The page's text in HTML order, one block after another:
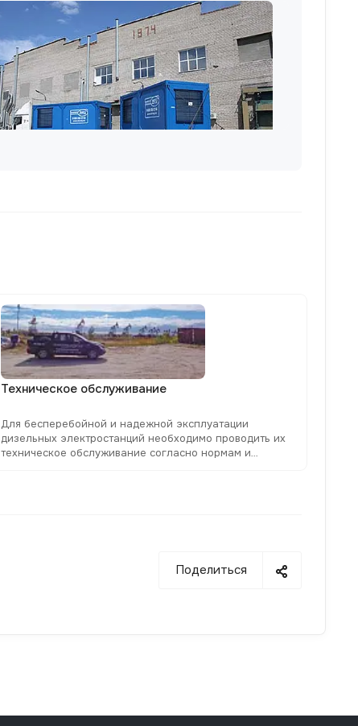
Техническое обслуживание
Для бесперебойной и надежной эксплуатации
дизельных электростанций необходимо проводить их
техническое обслуживание согласно нормам и
Поделиться